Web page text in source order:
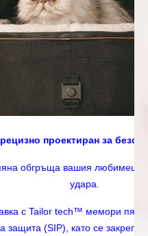
проектиран за
обгръща вашия любимец,
удара.
с Tailor tech™ мемори пяна
защита (SIP), като се